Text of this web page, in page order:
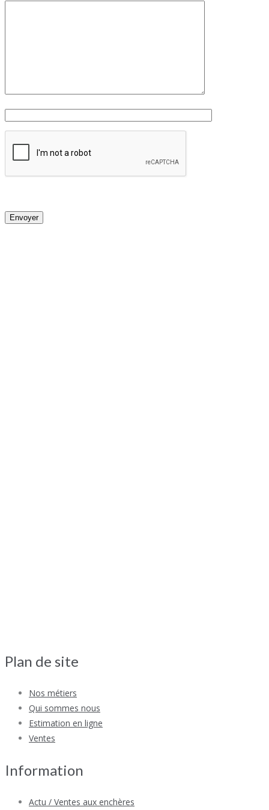
Plan de site
Nos métiers
Qui sommes nous
Estimation en ligne
Ventes
Information
Actu / Ventes aux enchères